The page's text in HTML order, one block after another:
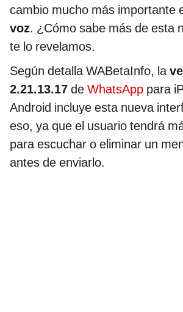
cambio mucho más importante
voz. ¿Cómo sabe más de esta
te lo revelamos.
Según detalla WABetaInfo, la
2.21.13.17 de WhatsApp para
Android incluye esta nueva
eso, ya que el usuario tendrá
para escuchar o eliminar un
antes de enviarlo.